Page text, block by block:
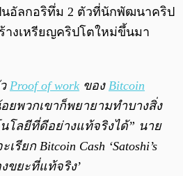
ป็นอัลกอริทึ่ม 2 ตัวที่นักพัฒนาคริป
างเหรียญคริปโตใหม่ขึ้นมา
Proof of work ของ Bitcoin
ยพวกเขาก็พยายามทำบางสิ่ง
นโลยีที่ดีอย่างแท้จริงได้” นาย
รียก Bitcoin Cash ‘Satoshi’s
งขยะที่แท้จริง’